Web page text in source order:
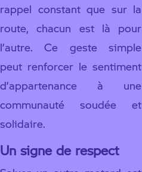
rappel constant que sur la
route, chacun est là pour
l’autre. Ce geste simple
peut renforcer le sentiment
d’appartenance à une
communauté soudée et
solidaire.
Un signe de respect